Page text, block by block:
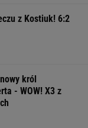
z Kostiuk! 6:2
król
- WOW! X3 z